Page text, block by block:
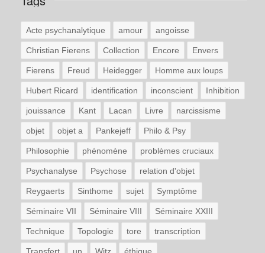
Acte psychanalytique amour angoisse
Christian Fierens Collection Encore Envers
Fierens Freud Heidegger Homme aux loups
Hubert Ricard identification inconscient Inhibition
jouissance Kant Lacan Livre narcissisme
objet objet a Pankejeff Philo & Psy
Philosophie phénomène problèmes cruciaux
Psychanalyse Psychose relation d'objet
Reygaerts Sinthome sujet Symptôme
Séminaire VII Séminaire VIII Séminaire XXIII
Technique Topologie tore transcription
Transfert un Witz éthique